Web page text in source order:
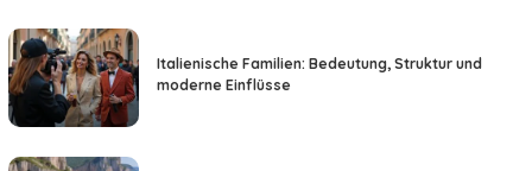
Italienische Familien: Bedeutung, Struktur und
moderne Einflüsse